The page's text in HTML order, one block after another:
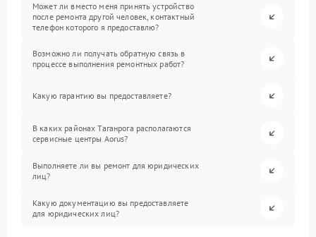
Может ли вместо меня принять устройство
после ремонта другой человек, контактный
телефон которого я предоставлю?
Возможно ли получать обратную связь в
процессе выполнения ремонтных работ?
Какую гарантию вы предоставляете?
В каких районах Таганрога располагаются
сервисные центры Aorus?
Выполняете ли вы ремонт для юридических
лиц?
Какую документацию вы предоставляете
для юридических лиц?